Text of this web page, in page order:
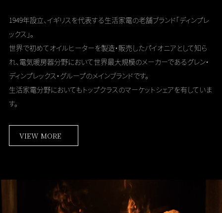
1949年設立、イギリスを代表する生活家電の老舗ブランド「ディンプレ
ックス」。
世界で初めてオイルヒーターを製造・販売したパイオニアとして知ら
れ、 電気暖房器分野において世界最大規模のメーカーであるグレン・
ディンプレックス・グループのメインブランドです。
生活家電分野においてもトップクラスのマーケットシェアを有していま
す。
VIEW MORE